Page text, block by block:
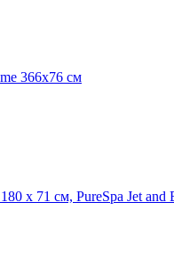
366x76 см
х 71 см, PureSpa Jet and